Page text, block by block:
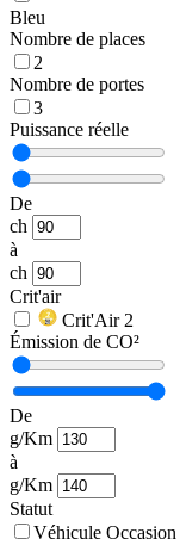
Bleu
Nombre de places
2
Nombre de portes
3
Puissance réelle
De
ch
à
ch
Crit'air
Crit'Air 2
Émission de CO²
De
g/Km
à
g/Km
Statut
Véhicule Occasion